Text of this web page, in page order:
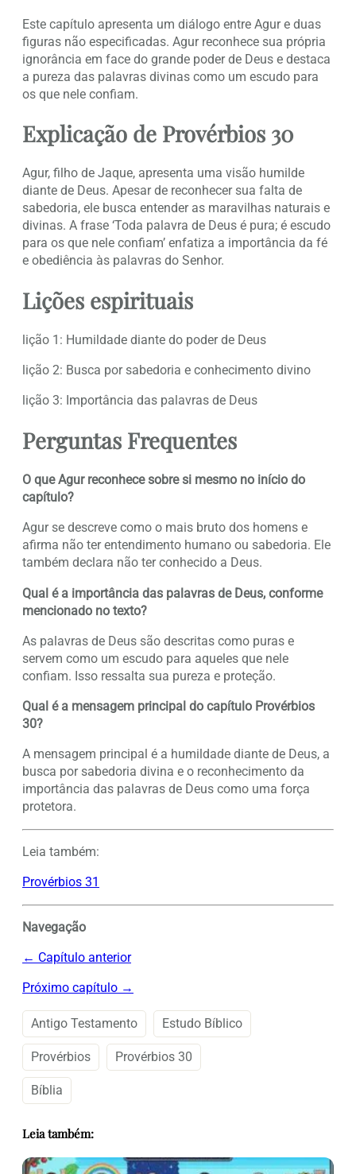
Este capítulo apresenta um diálogo entre Agur e duas
figuras não especificadas. Agur reconhece sua própria
ignorância em face do grande poder de Deus e destaca
a pureza das palavras divinas como um escudo para
os que nele confiam.
Explicação de Provérbios 30
Agur, filho de Jaque, apresenta uma visão humilde
diante de Deus. Apesar de reconhecer sua falta de
sabedoria, ele busca entender as maravilhas naturais e
divinas. A frase ‘Toda palavra de Deus é pura; é escudo
para os que nele confiam’ enfatiza a importância da fé
e obediência às palavras do Senhor.
Lições espirituais
lição 1: Humildade diante do poder de Deus
lição 2: Busca por sabedoria e conhecimento divino
lição 3: Importância das palavras de Deus
Perguntas Frequentes
O que Agur reconhece sobre si mesmo no início do
capítulo?
Agur se descreve como o mais bruto dos homens e
afirma não ter entendimento humano ou sabedoria. Ele
também declara não ter conhecido a Deus.
Qual é a importância das palavras de Deus, conforme
mencionado no texto?
As palavras de Deus são descritas como puras e
servem como um escudo para aqueles que nele
confiam. Isso ressalta sua pureza e proteção.
Qual é a mensagem principal do capítulo Provérbios
30?
A mensagem principal é a humildade diante de Deus, a
busca por sabedoria divina e o reconhecimento da
importância das palavras de Deus como uma força
protetora.
Leia também:
Provérbios 31
Navegação
← Capítulo anterior
Próximo capítulo →
Antigo Testamento Estudo Bíblico
Provérbios Provérbios 30
Bíblia
Leia também: